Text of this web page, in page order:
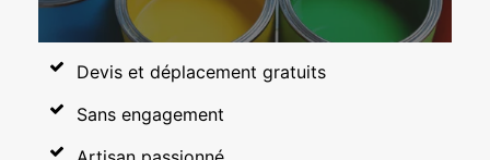
Devis et déplacement gratuits
Sans engagement